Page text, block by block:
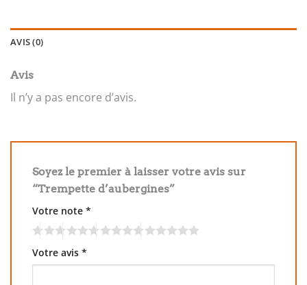
AVIS (0)
Avis
Il n’y a pas encore d’avis.
Soyez le premier à laisser votre avis sur
“Trempette d’aubergines”
Votre note *
Votre avis *